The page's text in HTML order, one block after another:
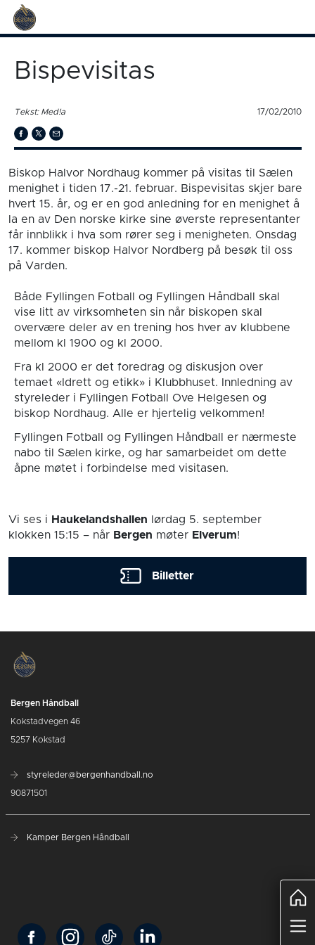
Bispevisitas
Tekst: Med!a 17/02/2010
Biskop Halvor Nordhaug kommer på visitas til Sælen
menighet i tiden 17.-21. februar. Bispevisitas skjer bare
hvert 15. år, og er en god anledning for en menighet å
la en av Den norske kirke sine øverste representanter
får innblikk i hva som rører seg i menigheten. Onsdag
17. kommer biskop Halvor Nordberg på besøk til oss
på Varden.
Både Fyllingen Fotball og Fyllingen Håndball skal
vise litt av virksomheten sin når biskopen skal
overvære deler av en trening hos hver av klubbene
mellom kl 1900 og kl 2000.
Fra kl 2000 er det foredrag og diskusjon over
temaet «Idrett og etikk» i Klubbhuset. Innledning av
styreleder i Fyllingen Fotball Ove Helgesen og
biskop Nordhaug. Alle er hjertelig velkommen!
Fyllingen Fotball og Fyllingen Håndball er nærmeste
nabo til Sælen kirke, og har samarbeidet om dette
åpne møtet i forbindelse med visitasen.
Vi ses i Haukelandshallen lørdag 5. september
klokken 15:15 – når Bergen møter Elverum!
Billetter
Bergen Håndball
Kokstadvegen 46
5257 Kokstad
styreleder@bergenhandball.no
90871501
Kamper Bergen Håndball